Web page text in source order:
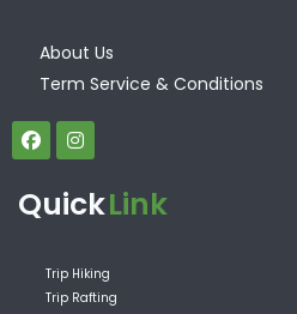
About Us
Term Service & Conditions
QuickLink
Trip Hiking
Trip Rafting